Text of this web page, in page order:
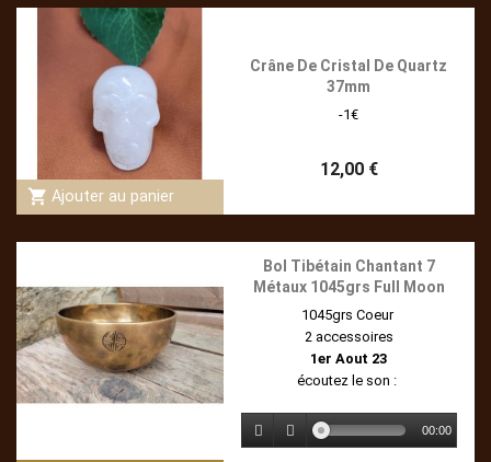
shopping_cart Ajouter au panier
Crâne De Cristal De Quartz
37mm
-1€
12,00 €
Bol Tibétain Chantant 7
Métaux 1045grs Full Moon
1045grs Coeur
2 accessoires
1er Aout 23
écoutez le son :
00:00